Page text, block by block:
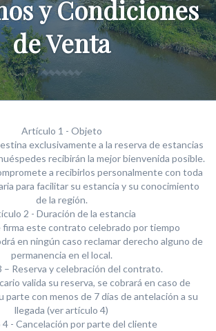
y Condiciones
de Venta
Artículo 1 - Objeto
exclusivamente a la reserva de estancias
recibirán la mejor bienvenida posible.
a recibirlos personalmente con toda
para facilitar su estancia y su conocimiento
de la región.
2 - Duración de la estancia
firma este contrato celebrado por tiempo
en ningún caso reclamar derecho alguno de
permanencia en el local.
– Reserva y celebración del contrato.
valida su reserva, se cobrará en caso de
parte con menos de 7 días de antelación a su
llegada (ver artículo 4)
- Cancelación por parte del cliente